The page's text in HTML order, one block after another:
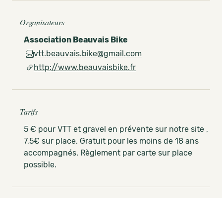
Organisateurs
Association Beauvais Bike
vtt.beauvais.bike@gmail.com
http://www.beauvaisbike.fr
Tarifs
5 € pour VTT et gravel en prévente sur notre site ,
7,5€ sur place. Gratuit pour les moins de 18 ans
accompagnés. Règlement par carte sur place
possible.